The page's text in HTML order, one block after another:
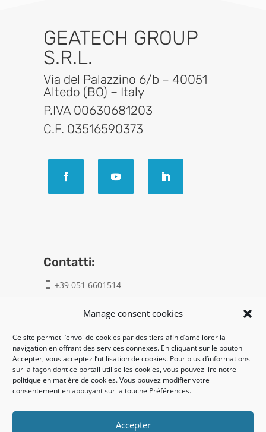
Manage consent cookies
Ce site permet l’envoi de cookies par des tiers afin d’améliorer la
navigation en offrant des services connexes. En cliquant sur le bouton
Accepter, vous acceptez l’utilisation de cookies. Pour plus d’informations
sur la façon dont ce portail utilise les cookies, vous pouvez lire notre
politique en matière de cookies. Vous pouvez modifier votre
consentement en appuyant sur la touche Préférences.
Accepter
GEATECH GROUP
S.R.L.
Via del Palazzino 6/b – 40051
Altedo (BO) – Italy
P.IVA 00630681203
C.F. 03516590373
Contatti:
 +39 051 6601514
info@geatech.it
UNI EN ISO 9001: 2015
Legal:
Privacy policy